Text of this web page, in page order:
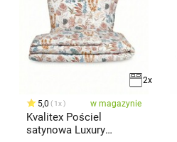
2x
5,0 1x w magazynie
Kvalitex Pościel
satynowa Luxury